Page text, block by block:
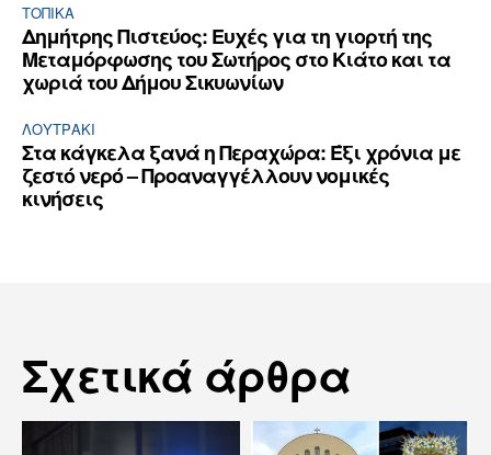
ΤΟΠΙΚΑ
Δημήτρης Πιστεύος: Ευχές για τη γιορτή της
Μεταμόρφωσης του Σωτήρος στο Κιάτο και τα
χωριά του Δήμου Σικυωνίων
ΛΟΥΤΡΆΚΙ
Στα κάγκελα ξανά η Περαχώρα: Έξι χρόνια με
ζεστό νερό – Προαναγγέλλουν νομικές
κινήσεις
Σχετικά άρθρα